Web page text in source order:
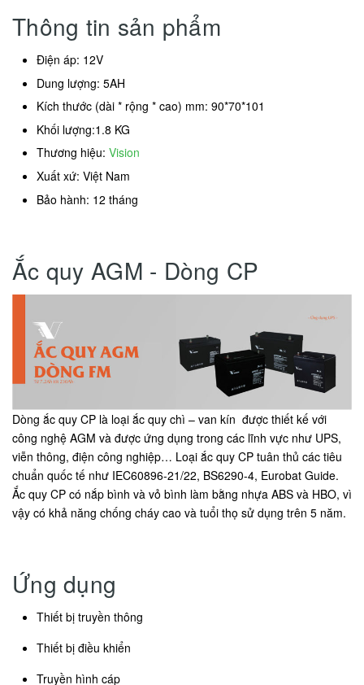
Thông tin sản phẩm
Điện áp: 12V
Dung lượng: 5AH
Kích thước (dài * rộng * cao) mm: 90*70*101
Khối lượng:1.8 KG
Thương hiệu: Vision
Xuất xứ: Việt Nam
Bảo hành: 12 tháng
Ắc quy AGM - Dòng CP
Dòng ắc quy CP là loại ắc quy chì – van kín được thiết kế với
công nghệ AGM và được ứng dụng trong các lĩnh vực như UPS,
viễn thông, điện công nghiệp… Loại ắc quy CP tuân thủ các tiêu
chuẩn quốc tế như IEC60896-21/22, BS6290-4, Eurobat Guide.
Ắc quy CP có nắp bình và vỏ bình làm bằng nhựa ABS và HBO, vì
vậy có khả năng chống cháy cao và tuổi thọ sử dụng trên 5 năm.
Ứng dụng
Thiết bị truyền thông
Thiết bị điều khiển
Truyền hình cáp